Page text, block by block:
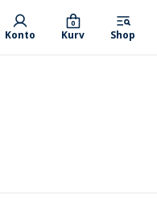
Konto Kurv
0
Shop